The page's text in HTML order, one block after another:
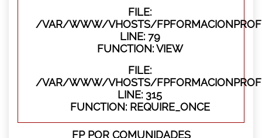
FILE:
/VAR/WWW/VHOSTS/
LINE: 79
FUNCTION: VIEW
FILE:
/VAR/WWW/VHOSTS/
LINE: 315
FUNCTION: REQUIRE_ONCE
FP POR COMUNIDADES